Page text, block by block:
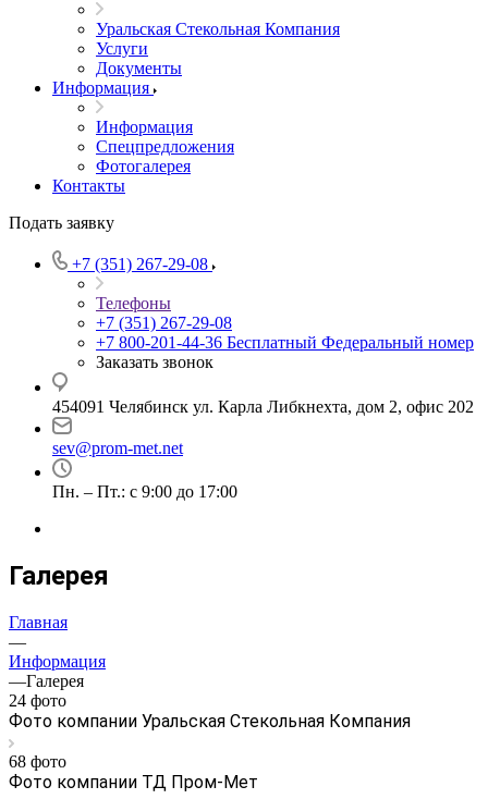
Уральская Стекольная Компания
Услуги
Документы
Информация
Информация
Спецпредложения
Фотогалерея
Контакты
Подать заявку
+7 (351) 267-29-08
Телефоны
+7 (351) 267-29-08
+7 800-201-44-36 Бесплатный Федеральный номер
Заказать звонок
454091 Челябинск ул. Карла Либкнехта, дом 2, офис 202
sev@prom-met.net
Пн. – Пт.: с 9:00 до 17:00
Галерея
Главная
—
Информация
—Галерея
24 фото
Фото компании Уральская Стекольная Компания
68 фото
Фото компании ТД Пром-Мет